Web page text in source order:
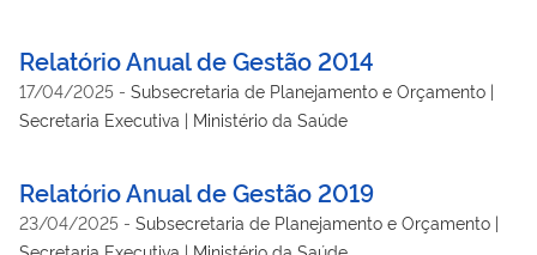
Relatório Anual de Gestão 2014
17/04/2025 - Subsecretaria de Planejamento e Orçamento |
Secretaria Executiva | Ministério da Saúde
Relatório Anual de Gestão 2019
23/04/2025 - Subsecretaria de Planejamento e Orçamento |